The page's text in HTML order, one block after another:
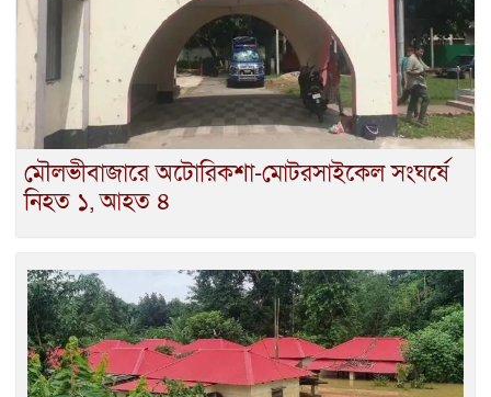
মৌলভীবাজারে অটোরিকশা-মোটরসাইকেল সংঘর্ষে
নিহত ১, আহত ৪